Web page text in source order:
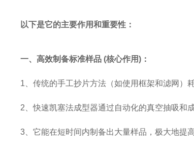
以下是它的主要作用和重要性：
一、高效制备标准样品 (核心作用) ：
1 、传统的手工抄片方法（如使用框架和滤网）
2 、快速凯塞法成型器通过自动化的真空抽吸和
3 、它能在短时间内制备出大量样品，极大地提